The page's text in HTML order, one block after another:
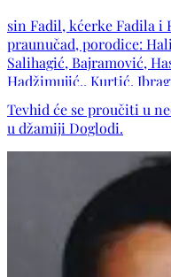
sin Fadil, kćerke Fadila i
praunučad, porodice:
Salihagić, Bajramović,
Hadžimujić,, Kurtić,
ostala mnogobrojna
Tevhid će se proučiti u
u džamiji Doglodi.